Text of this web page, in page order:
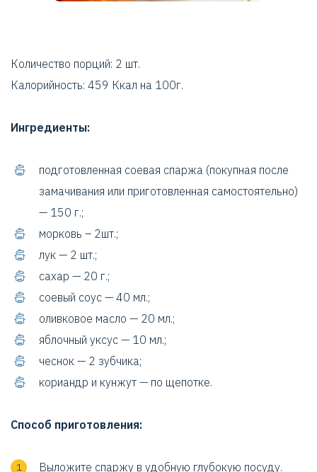
Количество порций: 2 шт.
Калорийность: 459 Ккал на 100г.
Ингредиенты:
подготовленная соевая спаржа (покупная после
замачивания или приготовленная самостоятельно)
— 150 г.;
морковь – 2шт.;
лук — 2 шт.;
сахар — 20 г.;
соевый соус — 40 мл.;
оливковое масло — 20 мл.;
яблочный уксус — 10 мл.;
чеснок — 2 зубчика;
кориандр и кунжут — по щепотке.
Способ приготовления:
Выложите спаржу в удобную глубокую посуду.